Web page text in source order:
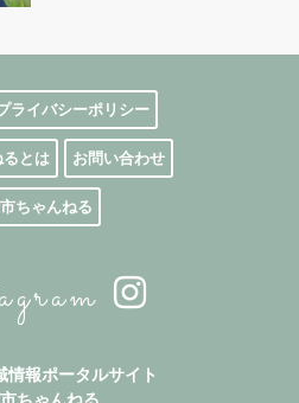
ライバシーポリシー
るとは お問い合わせ
ちゃんねる
情報ポータルサイト